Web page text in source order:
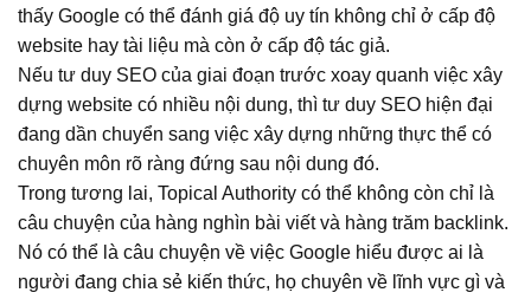
thấy Google có thể đánh giá độ uy tín không chỉ ở cấp độ
website hay tài liệu mà còn ở cấp độ tác giả.
Nếu tư duy SEO của giai đoạn trước xoay quanh việc xây
dựng website có nhiều nội dung, thì tư duy SEO hiện đại
đang dần chuyển sang việc xây dựng những thực thể có
chuyên môn rõ ràng đứng sau nội dung đó.
Trong tương lai, Topical Authority có thể không còn chỉ là
câu chuyện của hàng nghìn bài viết và hàng trăm backlink.
Nó có thể là câu chuyện về việc Google hiểu được ai là
người đang chia sẻ kiến thức, họ chuyên về lĩnh vực gì và